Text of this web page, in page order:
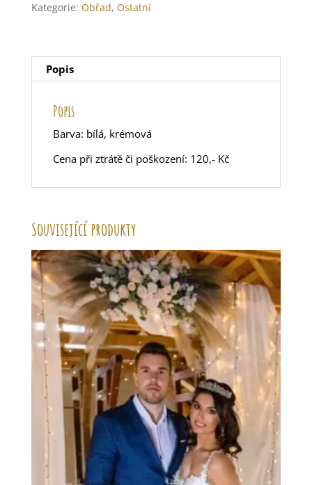
Kategorie: Obřad, Ostatní
Popis
Popis
Barva: bílá, krémová
Cena při ztrátě či poškození: 120,- Kč
Související produkty